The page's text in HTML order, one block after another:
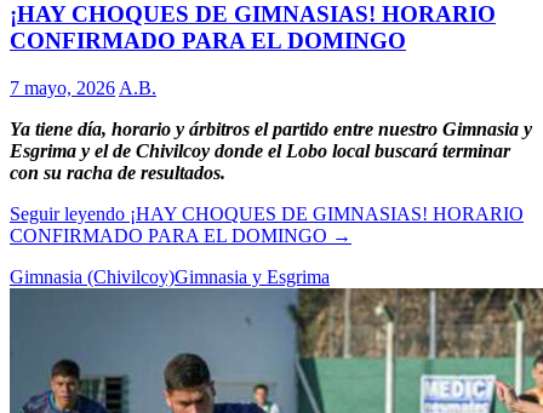
¡HAY CHOQUES DE GIMNASIAS! HORARIO
CONFIRMADO PARA EL DOMINGO
7 mayo, 2026 A.B.
Ya tiene día, horario y árbitros el partido entre nuestro Gimnasia y
Esgrima y el de Chivilcoy donde el Lobo local buscará terminar
con su racha de resultados.
Seguir leyendo ¡HAY CHOQUES DE GIMNASIAS! HORARIO
CONFIRMADO PARA EL DOMINGO →
Gimnasia (Chivilcoy)Gimnasia y Esgrima